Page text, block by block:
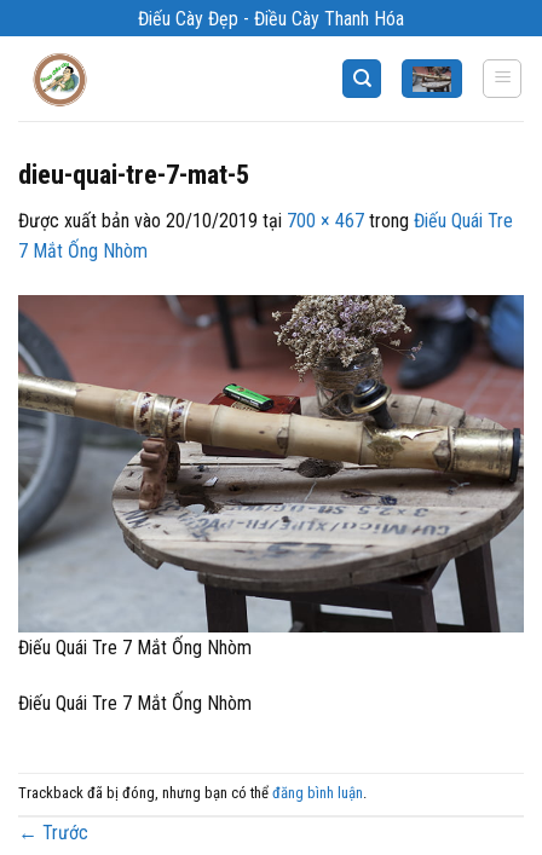
qua
Điếu Cày Đẹp - Điều Cày Thanh Hóa
dieu-quai-tre-7-mat-5
Được xuất bản vào 20/10/2019 tại 700 × 467 trong Điếu Quái Tre
7 Mắt Ống Nhòm
Điếu Quái Tre 7 Mắt Ống Nhòm
Điếu Quái Tre 7 Mắt Ống Nhòm
Trackback đã bị đóng, nhưng bạn có thể đăng bình luận.
← Trước